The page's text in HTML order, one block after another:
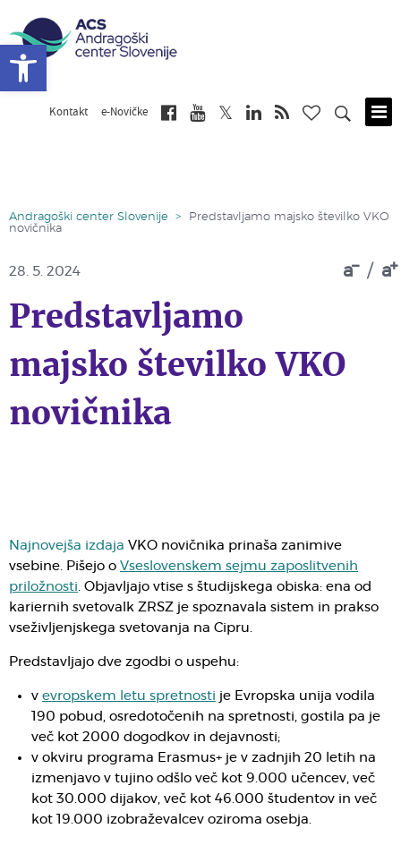
Kontakt e-Novičke
Andragoški center Slovenije >
Predstavljamo majsko številko VKO
novičnika
a / a
28. 5. 2024
Predstavljamo
majsko številko VKO
novičnika
Najnovejša izdaja VKO novičnika prinaša zanimive
vsebine. Pišejo o Vseslovenskem sejmu zaposlitvenih
priložnosti. Objavljajo vtise s študijskega obiska: ena od
kariernih svetovalk ZRSZ je spoznavala sistem in prakso
vseživljenjskega svetovanja na Cipru.
Predstavljajo dve zgodbi o uspehu:
v evropskem letu spretnosti je Evropska unija vodila
190 pobud, osredotočenih na spretnosti, gostila pa je
več kot 2000 dogodkov in dejavnosti;
v okviru programa Erasmus+ je v zadnjih 20 letih na
izmenjavo v tujino odšlo več kot 9.000 učencev, več
kot 30.000 dijakov, več kot 46.000 študentov in več
kot 19.000 izobraževalcev oziroma osebja.
Open toolbar